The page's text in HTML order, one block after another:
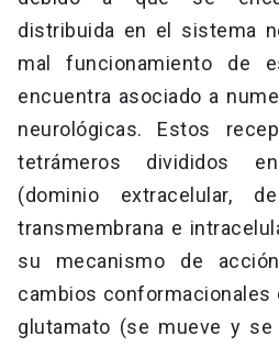
distribuida en el sistema
mal funcionamiento de
encuentra asociado a
neurológicas. Estos
tetrámeros divididos
(dominio extracelular,
transmembrana e
su mecanismo de
cambios conformacionales
glutamato (se mueve y se